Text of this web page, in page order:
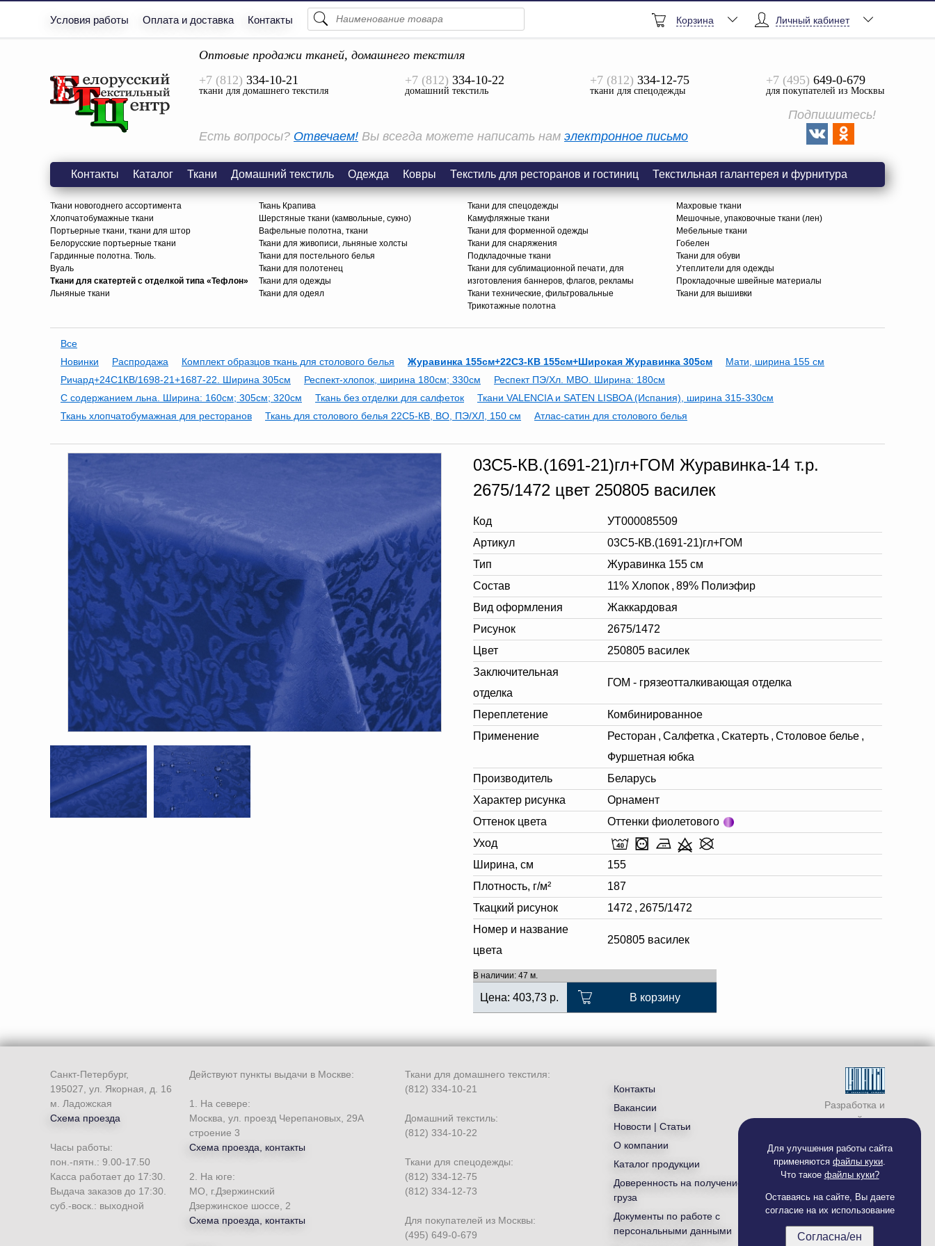
Для улучшения работы сайта
применяются файлы куки.
Что такое файлы куки?
Оставаясь на сайте, Вы даете
согласие на их использование
Согласна/ен
Условия работы Оплата и доставка Контакты
Просмотреть Все
Личный кабинет
Корзина
Оптовые продажи тканей, домашнего текстиля
+7 (812) 334-10-21
ткани для домашнего текстиля
+7 (812) 334-10-22
домашний текстиль
+7 (812) 334-12-75
ткани для спецодежды
+7 (495) 649-0-679
для покупателей из Москвы
Есть вопросы? Отвечаем! Вы всегда можете написать нам электронное письмо
Подпишитесь!
Контакты Каталог Ткани Домашний текстиль Одежда Ковры Текстиль для ресторанов и гостиниц Текстильная галантерея и фурнитура
Ткани новогоднего ассортимента
Хлопчатобумажные ткани
Портьерные ткани, ткани для штор
Белорусские портьерные ткани
Гардинные полотна. Тюль.
Вуаль
Ткани для скатертей с отделкой типа «Тефлон»
Льняные ткани
Ткань Крапива
Шерстяные ткани (камвольные, сукно)
Вафельные полотна, ткани
Ткани для живописи, льняные холсты
Ткани для постельного белья
Ткани для полотенец
Ткани для одежды
Ткани для одеял
Ткани для спецодежды
Камуфляжные ткани
Ткани для форменной одежды
Ткани для снаряжения
Подкладочные ткани
Ткани для сублимационной печати, для
изготовления баннеров, флагов, рекламы
Ткани технические, фильтровальные
Трикотажные полотна
Махровые ткани
Мешочные, упаковочные ткани (лен)
Мебельные ткани
Гобелен
Ткани для обуви
Утеплители для одежды
Прокладочные швейные материалы
Ткани для вышивки
Все
Новинки
Распродажа Комплект образцов ткань для столового белья Журавинка 155см+22С3-КВ 155см+Широкая Журавинка 305см
Мати, ширина 155 см
Ричард+24С1КВ/1698-21+1687-22. Ширина 305см
Респект-хлопок, ширина 180см; 330см
Респект ПЭ/Хл. МВО. Ширина: 180см
С содержанием льна. Ширина: 160см; 305см; 320см
Ткань без отделки для салфеток
Ткани VALENCIA и SATEN LISBOA (Испания), ширина 315-330см
Ткань хлопчатобумажная для ресторанов
Ткань для столового белья 22С5-КВ, ВО, ПЭ/ХЛ, 150 см Атлас-сатин для столового белья
03С5-КВ.(1691-21)гл+ГОМ Журавинка-14 т.р.
2675/1472 цвет 250805 василек
Код
УТ000085509
Артикул
03С5-КВ.(1691-21)гл+ГОМ
Тип
Журавинка 155 см
Состав
11% Хлопок , 89% Полиэфир
Вид оформления
Жаккардовая
Рисунок
2675/1472
Цвет
250805 василек
Заключительная
отделка
ГОМ - грязеотталкивающая отделка
Переплетение
Комбинированное
Применение
Ресторан , Салфетка , Скатерть , Столовое белье ,
Фуршетная юбка
Производитель
Беларусь
Характер рисунка
Орнамент
Оттенок цвета
Оттенки фиолетового
Уход
Ширина, см
155
Плотность, г/м²
187
Ткацкий рисунок
1472 , 2675/1472
Номер и название
цвета
250805 василек
В наличии: 47 м.
Цена: 403,73 р. В корзину
Разработка и
продвижение сайта —
Санкт-Петербург,
195027, ул. Якорная, д. 16
м. Ладожская
Схема проезда
Часы работы:
пон.-пятн.: 9.00-17.50
Касса работает до 17:30.
Выдача заказов до 17:30.
суб.-воск.: выходной
Действуют пункты выдачи в Москве:
1. На севере:
Москва, ул. проезд Черепановых, 29А
строение 3
Схема проезда, контакты
2. На юге:
МО, г.Дзержинский
Дзержинское шоссе, 2
Схема проезда, контакты
Ткани для домашнего текстиля:
(812) 334-10-21
Домашний текстиль:
(812) 334-10-22
Ткани для спецодежды:
(812) 334-12-75
(812) 334-12-73
Для покупателей из Москвы:
(495) 649-0-679
Контакты
Вакансии
Новости | Статьи
О компании
Каталог продукции
Доверенность на получение
груза
Документы по работе с
персональными данными